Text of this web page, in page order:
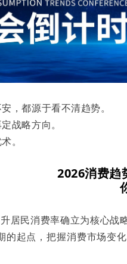
，都源于看不清趋势。
战略方向。
。
2026消费趋
居民消费率确立为核心
的起点，把握消费市场变